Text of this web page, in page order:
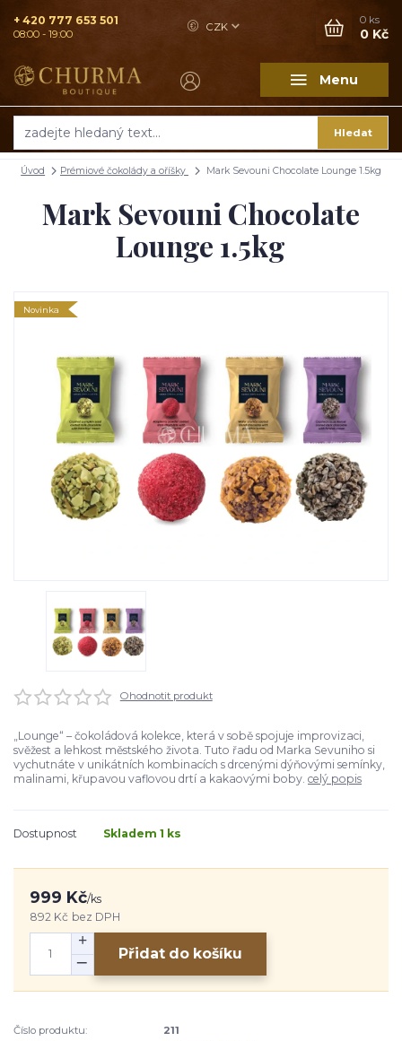
Menu
CZK
Hledat
+ 420 777 653 501
08:00 - 19:00
0 ks
0 Kč
Úvod Prémiové čokolády a oříšky Mark Sevouni Chocolate Lounge 1.5kg
Mark Sevouni Chocolate
Lounge 1.5kg
Novinka
Ohodnotit produkt
„Lounge“ – čokoládová kolekce, která v sobě spojuje improvizaci,
svěžest a lehkost městského života. Tuto řadu od Marka Sevuniho si
vychutnáte v unikátních kombinacích s drcenými dýňovými semínky,
malinami, křupavou vaflovou drtí a kakaovými boby. celý popis
Dostupnost Skladem 1 ks
999 Kč/ks
892 Kč bez DPH
Přidat do košíku
Číslo produktu:
211